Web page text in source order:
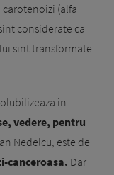
(alfa
consi­derate ca
sint transformate
in
vedere, pentru
Nedelcu, este de
canceroasa. Dar